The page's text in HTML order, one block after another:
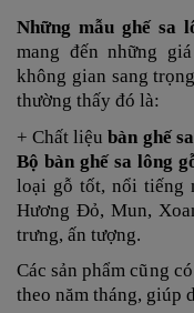
Những mẫu ghế sa
mang đến những
không gian sang
thường thấy đó là:
+ Chất liệubàn ghế
Bộ bàn ghế sa lông
loại gỗ tốt, nổi tiếng
Hương Đỏ, Mun,
trưng, ấn tượng.
Các sản phẩm cũng
theo năm tháng, giúp